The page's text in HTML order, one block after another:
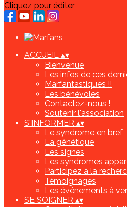
Cliquez pour éditer
ACCUEIL ▴▾
Bienvenue
Les infos de ces
Marfantastiques !!
Les bénévoles
Contactez-nous !
Soutenir l'association
S'INFORMER ▴▾
Le syndrome en bref
La génétique
Les signes
Les syndromes
Participez à la
Témoignages
Les événements à
SE SOIGNER ▴▾